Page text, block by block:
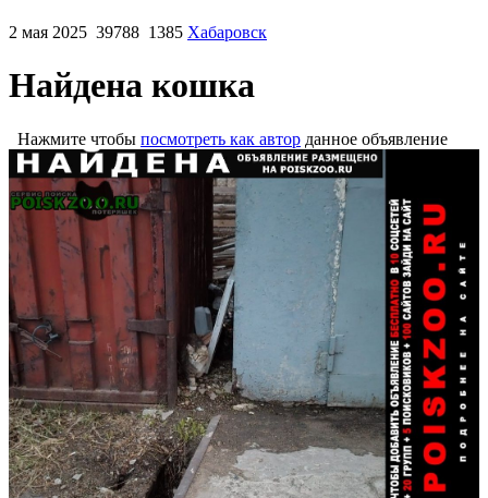
2 мая 2025 39788 1385 Хабаровск
Найдена кошка
Нажмите чтобы посмотреть как автор данное объявление